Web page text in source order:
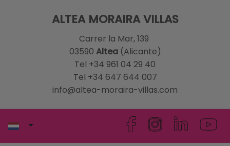
ALTEA MORAIRA VILLAS
Carrer la Mar, 139
03590 Altea(Alicante)
Tel +34 961 04 29 40
Tel +34 647 644 007
info@altea-moraira-villas.com